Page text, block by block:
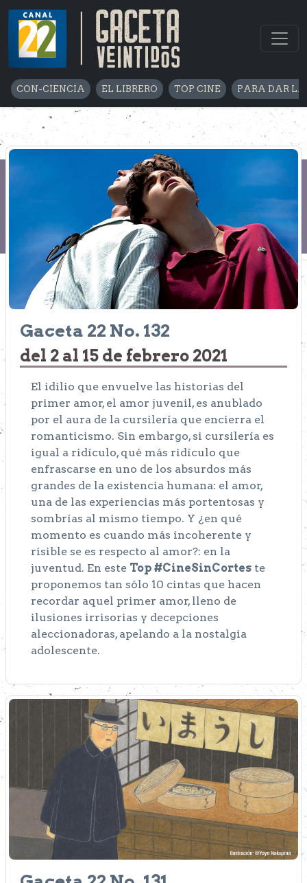
CON-CIENCIA EL LIBRERO TOP CINE PARA DAR
Gaceta 22 No. 132
del 2 al 15 de febrero 2021
El idilio que envuelve las historias del
primer amor, el amor juvenil, es anublado
por el aura de la cursilería que encierra el
romanticismo. Sin embargo, si cursilería es
igual a ridículo, qué más ridículo que
enfrascarse en uno de los absurdos más
grandes de la existencia humana: el amor,
una de las experiencias más portentosas y
sombrías al mismo tiempo. Y ¿en qué
momento es cuando más incoherente y
risible se es respecto al amor?: en la
juventud. En este Top #CineSinCortes te
proponemos tan sólo 10 cintas que hacen
recordar aquel primer amor, lleno de
ilusiones irrisorias y decepciones
aleccionadoras, apelando a la nostalgia
adolescente.